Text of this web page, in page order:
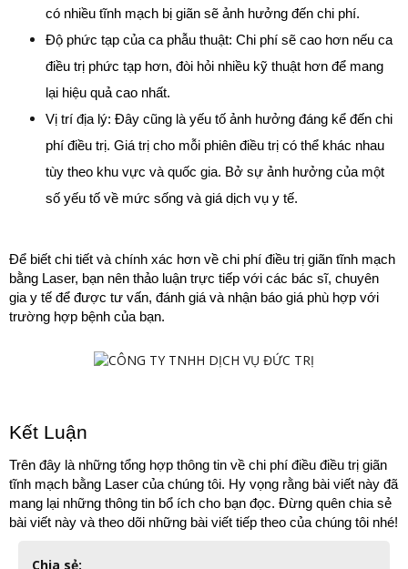
có nhiều tĩnh mạch bị giãn sẽ ảnh hưởng đến chi phí.
Độ phức tạp của ca phẫu thuật: Chi phí sẽ cao hơn nếu ca
điều trị phức tạp hơn, đòi hỏi nhiều kỹ thuật hơn để mang
lại hiệu quả cao nhất.
Vị trí địa lý: Đây cũng là yếu tố ảnh hưởng đáng kể đến chi
phí điều trị. Giá trị cho mỗi phiên điều trị có thể khác nhau
tùy theo khu vực và quốc gia. Bở sự ảnh hưởng của một
số yếu tố về mức sống và giá dịch vụ y tế.
Để biết chi tiết và chính xác hơn về chi phí điều trị giãn tĩnh mạch
bằng Laser, bạn nên thảo luận trực tiếp với các bác sĩ, chuyên
gia y tế để được tư vấn, đánh giá và nhận báo giá phù hợp với
trường hợp bệnh của bạn.
Kết Luận
Trên đây là những tổng hợp thông tin về chi phí điều điều trị giãn
tĩnh mạch bằng Laser của chúng tôi. Hy vọng rằng bài viết này đã
mang lại những thông tin bổ ích cho bạn đọc. Đừng quên chia sẻ
bài viết này và theo dõi những bài viết tiếp theo của chúng tôi nhé!
Chia sẻ: